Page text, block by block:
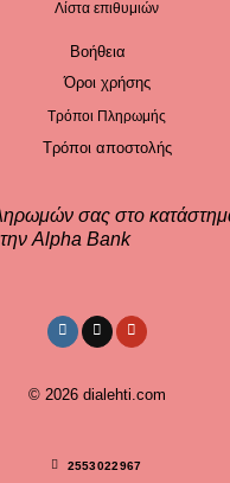
Λίστα επιθυμιών
Βοήθεια
Όροι χρήσης
Τρόποι Πληρωμής
Τρόποι αποστολής
σας στο
την Alpha Bank
© 2026 dialehti.com
2553022967